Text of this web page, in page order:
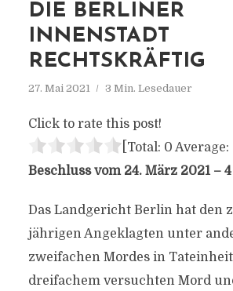
DIE BERLINER
INNENSTADT
RECHTSKRÄFTIG
27. Mai 2021 3 Min. Lesedauer
Click to rate this post!
[Total: 0 Average:
Beschluss vom 24. März 2021 – 4
Das Landgericht Berlin hat den
jährigen Angeklagten unter
zweifachen Mordes in
dreifachem versuchten Mord